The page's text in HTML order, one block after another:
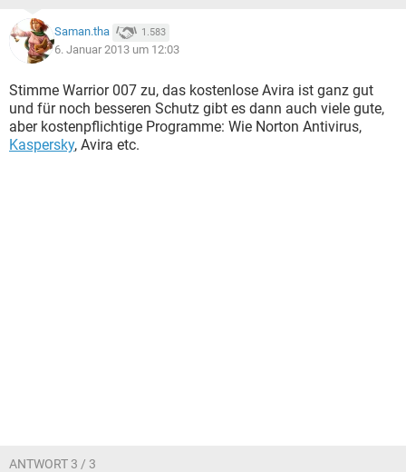
Saman.tha 1.583
6. Januar 2013 um 12:03
Stimme Warrior 007 zu, das kostenlose Avira ist ganz gut
und für noch besseren Schutz gibt es dann auch viele gute,
aber kostenpflichtige Programme: Wie Norton Antivirus,
Kaspersky, Avira etc.
ANTWORT 3 / 3